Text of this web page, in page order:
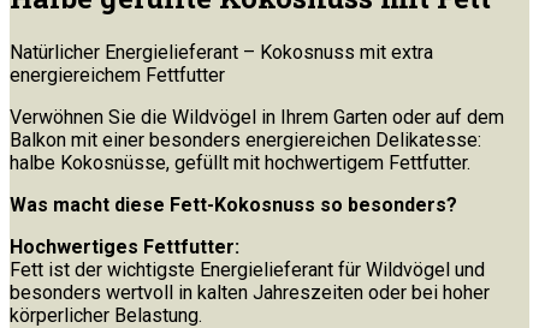
Natürlicher Energielieferant – Kokosnuss mit extra
energiereichem Fettfutter
Verwöhnen Sie die Wildvögel in Ihrem Garten oder auf dem
Balkon mit einer besonders energiereichen Delikatesse:
halbe Kokosnüsse, gefüllt mit hochwertigem Fettfutter.
Was macht diese Fett-Kokosnuss so besonders?
Hochwertiges Fettfutter:
Fett ist der wichtigste Energielieferant für Wildvögel und
besonders wertvoll in kalten Jahreszeiten oder bei hoher
körperlicher Belastung.